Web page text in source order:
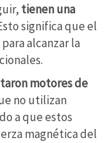
tienen una
significa que el
alcanzar la
motores de
no utilizan
a que estos
magnética del